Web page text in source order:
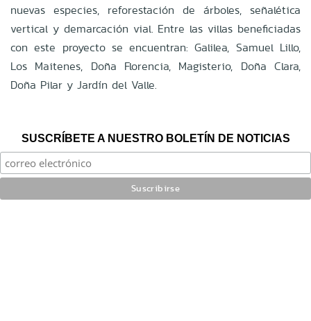
nuevas especies, reforestación de árboles, señalética
vertical y demarcación vial. Entre las villas beneficiadas
con este proyecto se encuentran: Galilea, Samuel Lillo,
Los Maitenes, Doña Florencia, Magisterio, Doña Clara,
Doña Pilar y Jardín del Valle.
SUSCRÍBETE A NUESTRO BOLETÍN DE NOTICIAS